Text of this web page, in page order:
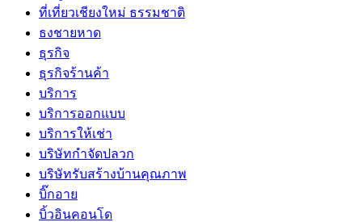
ที่เที่ยวเชียงใหม่ ธรรมชาติ
ธงชายหาด
ธุรกิจ
ธุรกิจร้านค้า
บริการ
บริการออกแบบ
บริการให้เช่า
บริษัทกำจัดปลวก
บริษัทรับสร้างบ้านคุณภาพ
บิ๊กอาย
บิ้วอินคอนโด